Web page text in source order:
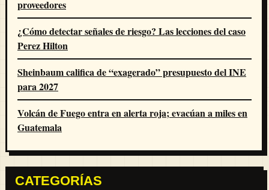
proveedores
¿Cómo detectar señales de riesgo? Las lecciones del caso
Perez Hilton
Sheinbaum califica de “exagerado” presupuesto del INE
para 2027
Volcán de Fuego entra en alerta roja; evacúan a miles en
Guatemala
CATEGORÍAS